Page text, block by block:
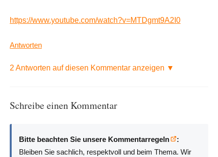
https://www.youtube.com/watch?v=MTDgmt9A2I0
Antworten
2 Antworten auf diesen Kommentar anzeigen ▼
Schreibe einen Kommentar
Bitte beachten Sie unsere Kommentarregeln
:
Bleiben Sie sachlich, respektvoll und beim Thema. Wir